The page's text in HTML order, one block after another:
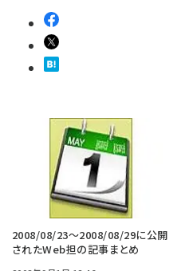
2008/08/23～2008/08/29に公開
されたWeb担の記事まとめ